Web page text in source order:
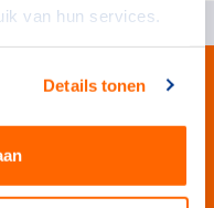
van hun services.
Details tonen